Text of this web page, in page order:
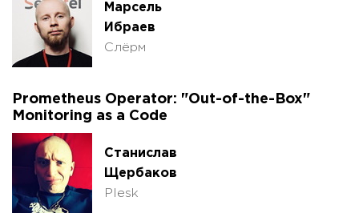
Марсель
Ибраев
Слёрм
Prometheus Operator: "Out-of-the-Box"
Monitoring as a Code
Станислав
Щербаков
Plesk